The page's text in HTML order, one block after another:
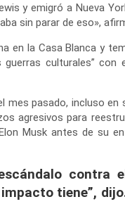
y emigró a Nueva
sin parar de eso»,
en la Casa Blanca y
culturales” con
mes pasado, incluso en
agresivos para
Musk antes de su
contra
tiene”,